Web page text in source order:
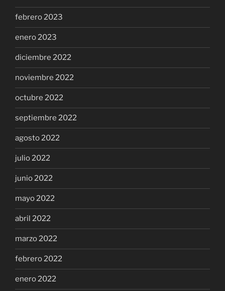
febrero 2023
enero 2023
diciembre 2022
noviembre 2022
octubre 2022
septiembre 2022
agosto 2022
julio 2022
junio 2022
mayo 2022
abril 2022
marzo 2022
febrero 2022
enero 2022